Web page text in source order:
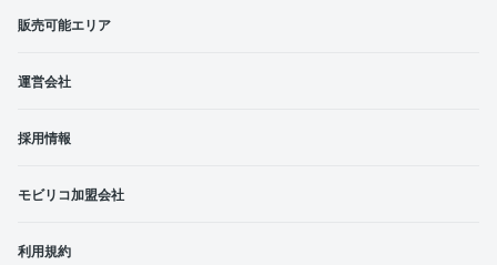
販売可能エリア
運営会社
採用情報
モビリコ加盟会社
利用規約